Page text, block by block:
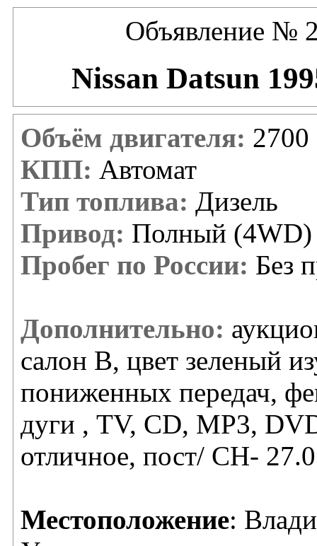
Объявление №
Nissan Datsun
Объём двигателя: 2700
КПП: Автомат
Тип топлива: Дизель
Привод: Полный (4WD)
Пробег по России: Без
Дополнительно:
салон В, цвет зеленый
пониженных передач,
дуги , TV, CD, MP3,
отличное, пост/ СН-
Местоположение: